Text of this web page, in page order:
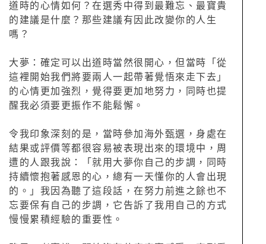
道時的心情如何？在選秀中得到最難忘、最寶貴
的建議是什麼？那些建議有因此改變你的人生
嗎？
大夢：確定可以出道時當然很開心，但當時「從
這裡開始我們將要兩人一起帶著覺悟來走下去」
的心情更加強烈，覺得要更加地努力，同時也提
醒我必須要更振作不能鬆懈。
令我印象深刻的是，當時參加海外甄選，身處在
結果或評價等都很容易被表現出來的環境中，周
遭的人跟我說：「就用大夢你自己的步調，同時
持續懷抱著感恩的心，總有一天懂你的人會出現
的。」我因為聽了這段話，在努力前進之餘也不
忘要保有自己的步調，它告訴了我用自己的方式
慢慢累積經驗的重要性。